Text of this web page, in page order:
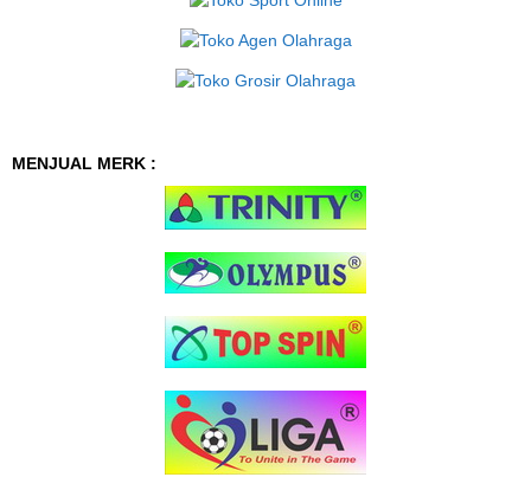
MENJUAL MERK :